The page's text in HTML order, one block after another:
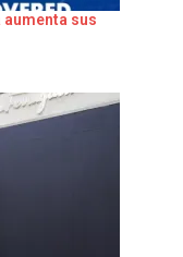
sus